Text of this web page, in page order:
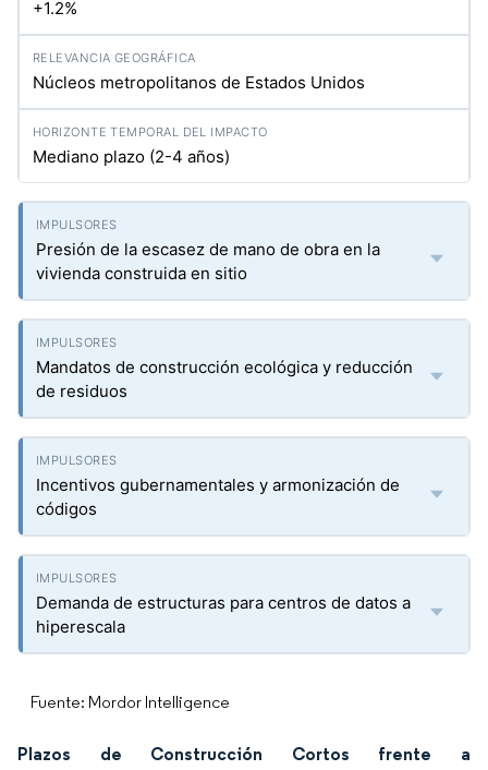
+1.2%
Núcleos metropolitanos de Estados Unidos
Mediano plazo (2-4 años)
Presión de la escasez de mano de obra en la
vivienda construida en sitio
Mandatos de construcción ecológica y reducción
de residuos
Incentivos gubernamentales y armonización de
códigos
Demanda de estructuras para centros de datos a
hiperescala
Fuente: Mordor Intelligence
Plazos de Construcción Cortos frente a